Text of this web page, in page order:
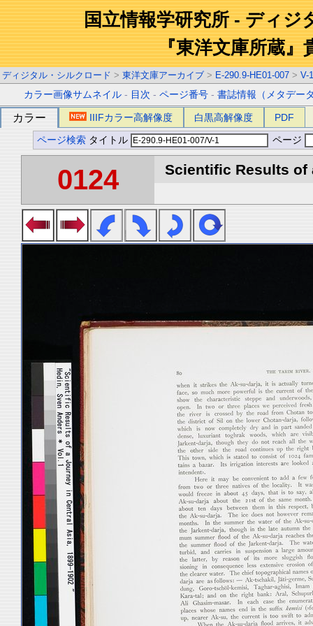
国立情報学研究所 - ディジ
『東洋文庫所蔵』
ディジタル・シルクロード > 東洋文庫アーカイブ > E-290.9-HE01-007 > V-1
カラー画像サムネイル - 目次 -ページ番号 -書誌情報（メタデー
カラー IIIFカラー高解像度 白黒高解像度 PDF
ページ検索 タイトル ページ
0124 Scientific Results of